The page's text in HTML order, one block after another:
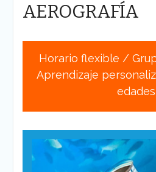
AEROGRAFÍA
Horario flexible /
Aprendizaje
edades